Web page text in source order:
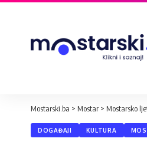
Mostarski.ba > Mostar > Mostarsko
DOGAĐAJI KULTURA